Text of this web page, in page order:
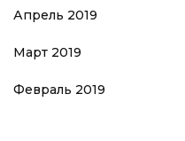
Апрель 2019
Март 2019
Февраль 2019